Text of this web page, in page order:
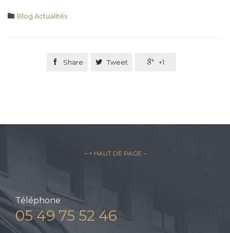
 Category
Blog Actualités
 Share  Tweet  +1
– ↑ HAUT DE PAGE –
Téléphone
05 49 75 52 46